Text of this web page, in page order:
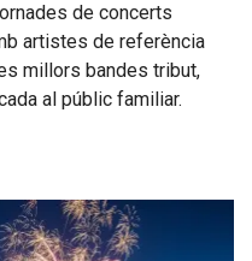
de concerts
artistes de referència
millors bandes tribut,
al públic familiar.